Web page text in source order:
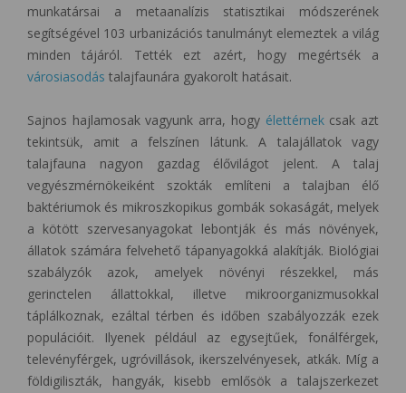
munkatársai a metaanalízis statisztikai módszerének
segítségével 103 urbanizációs tanulmányt elemeztek a világ
minden tájáról. Tették ezt azért, hogy megértsék a
városiasodás talajfaunára gyakorolt hatásait.
Sajnos hajlamosak vagyunk arra, hogy élettérnekcsak azt
tekintsük, amit a felszínen látunk. A talajállatok vagy
talajfauna nagyon gazdag élővilágot jelent. A talaj
vegyészmérnökeiként szokták említeni a talajban élő
baktériumok és mikroszkopikus gombák sokaságát, melyek
a kötött szervesanyagokat lebontják és más növények,
állatok számára felvehető tápanyagokká alakítják. Biológiai
szabályzók azok, amelyek növényi részekkel, más
gerinctelen állattokkal, illetve mikroorganizmusokkal
táplálkoznak, ezáltal térben és időben szabályozzák ezek
populációit. Ilyenek például az egysejtűek, fonálférgek,
televényférgek, ugróvillások, ikerszelvényesek, atkák. Míg a
földigiliszták, hangyák, kisebb emlősök a talajszerkezet